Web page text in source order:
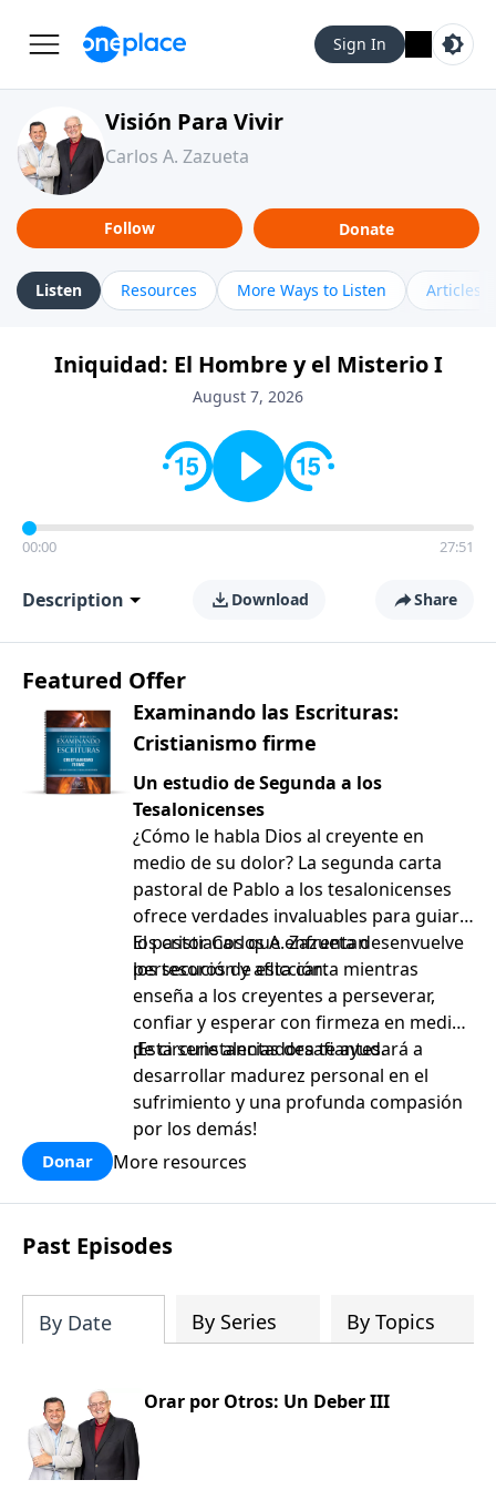
Sign In
Visión Para Vivir
Carlos A. Zazueta
Follow Donate
Listen Resources More Ways to Listen Articles
Iniquidad: El Hombre y el Misterio I
August 7, 2026
00:00 27:51
Description Download Share
Featured Offer
Examinando las Escrituras:
Cristianismo firme
Un estudio de Segunda a los
Tesalonicenses
¿Cómo le habla Dios al creyente en
medio de su dolor? La segunda carta
pastoral de Pablo a los tesalonicenses
ofrece verdades invaluables para guiar a
los cristianos que enfrentan
persecución y aflicción.
El pastor Carlos A. Zazueta desenvuelve
los tesoros de esta carta mientras
enseña a los creyentes a perseverar,
confiar y esperar con firmeza en medio
de circunstancias desafiantes.
¡Esta serie alentadora te ayudará a
desarrollar madurez personal en el
sufrimiento y una profunda compasión
por los demás!
Donar More resources
Past Episodes
By Date By Series By Topics
Orar por Otros: Un Deber III